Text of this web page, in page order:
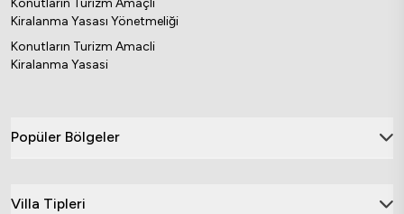
Konutların Turizm Amaçlı
Kiralanma Yasası Yönetmeliği
Konutların Turizm Amacli
Kiralanma Yasasi
Popüler Bölgeler
Villa Tipleri